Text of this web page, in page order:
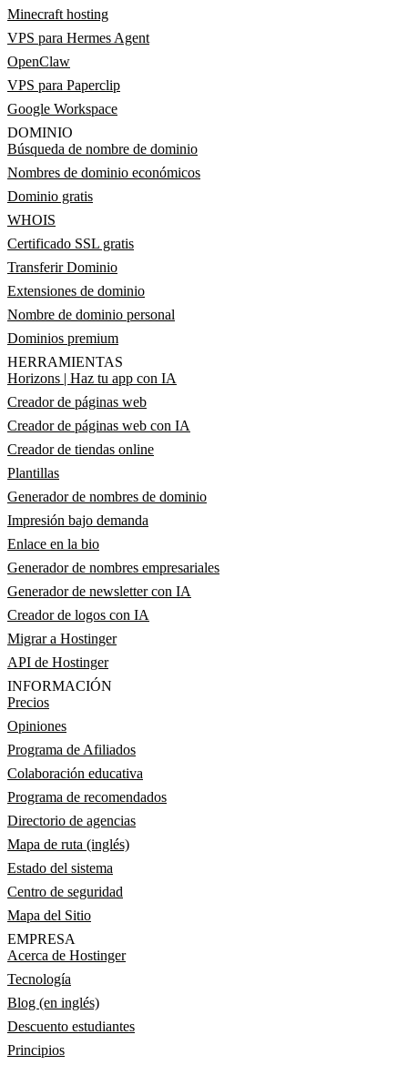
Minecraft hosting
VPS para Hermes Agent
OpenClaw
VPS para Paperclip
Google Workspace
DOMINIO
Búsqueda de nombre de dominio
Nombres de dominio económicos
Dominio gratis
WHOIS
Certificado SSL gratis
Transferir Dominio
Extensiones de dominio
Nombre de dominio personal
Dominios premium
HERRAMIENTAS
Horizons | Haz tu app con IA
Creador de páginas web
Creador de páginas web con IA
Creador de tiendas online
Plantillas
Generador de nombres de dominio
Impresión bajo demanda
Enlace en la bio
Generador de nombres empresariales
Generador de newsletter con IA
Creador de logos con IA
Migrar a Hostinger
API de Hostinger
INFORMACIÓN
Precios
Opiniones
Programa de Afiliados
Colaboración educativa
Programa de recomendados
Directorio de agencias
Mapa de ruta (inglés)
Estado del sistema
Centro de seguridad
Mapa del Sitio
EMPRESA
Acerca de Hostinger
Tecnología
Blog (en inglés)
Descuento estudiantes
Principios